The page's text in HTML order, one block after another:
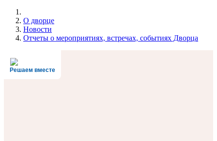
О дворце
Новости
Отчеты о мероприятиях, встречах, событиях Дворца
Решаем вместе